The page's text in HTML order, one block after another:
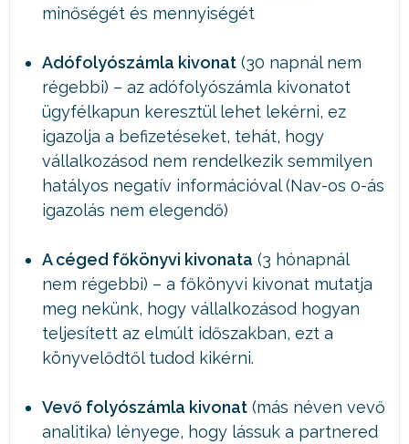
minőségét és mennyiségét
Adófolyószámla kivonat (30 napnál nem
régebbi) – az adófolyószámla kivonatot
ügyfélkapun keresztül lehet lekérni, ez
igazolja a befizetéseket, tehát, hogy
vállalkozásod nem rendelkezik semmilyen
hatályos negatív információval (Nav-os 0-ás
igazolás nem elegendő)
A céged főkönyvi kivonata (3 hónapnál
nem régebbi) – a főkönyvi kivonat mutatja
meg nekünk, hogy vállalkozásod hogyan
teljesített az elmúlt időszakban, ezt a
könyvelődtől tudod kikérni.
Vevő folyószámla kivonat (más néven vevő
analitika) lényege, hogy lássuk a partnered